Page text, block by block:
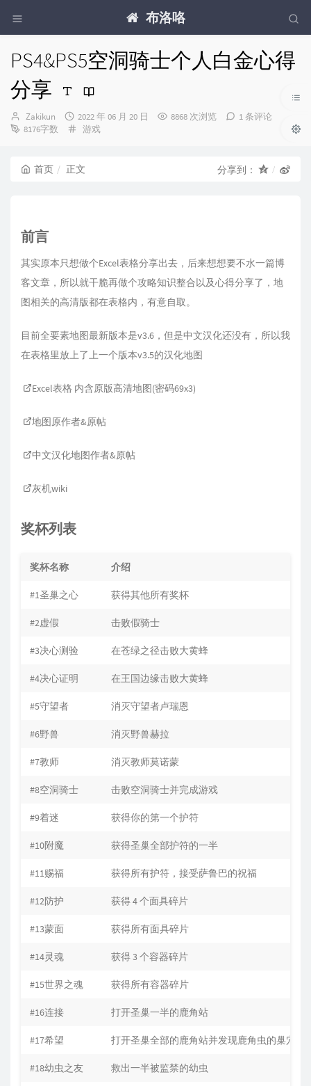
布洛咯
PS4&PS5空洞骑士个人白金心得
分享
博
主：
Zakikun
发
布
2022 年 06 月 20 日 8868 次浏览
1 条评论
8176字数
分
游戏
首页 正文 分享到：
前言
其实原本只想做个Excel表格分享出去，后来想想要不水一篇博
客文章，所以就干脆再做个攻略知识整合以及心得分享了，地
图相关的高清版都在表格内，有意自取。
目前全要素地图最新版本是v3.6，但是中文汉化还没有，所以我
在表格里放上了上一个版本v3.5的汉化地图
Excel表格 内含原版高清地图(密码69x3)
地图原作者&原帖
中文汉化地图作者&原帖
灰机wiki
奖杯列表
奖杯名称 介绍
#1圣巢之心 获得其他所有奖杯
#2虚假 击败假骑士
#3决心测验 在苍绿之径击败大黄蜂
#4决心证明 在王国边缘击败大黄蜂
#5守望者 消灭守望者卢瑞恩
#6野兽 消灭野兽赫拉
#7教师 消灭教师莫诺蒙
#8空洞骑士 击败空洞骑士并完成游戏
#9着迷 获得你的第一个护符
#10附魔 获得圣巢全部护符的一半
#11赐福 获得所有护符，接受萨鲁巴的祝福
#12防护 获得 4 个面具碎片
#13蒙面 获得所有面具碎片
#14灵魂 获得 3 个容器碎片
#15世界之魂 获得所有容器碎片
#16连接 打开圣巢一半的鹿角站
#17希望 打开圣巢全部的鹿角站并发现鹿角虫的巢穴
#18幼虫之友 救出一半被监禁的幼虫